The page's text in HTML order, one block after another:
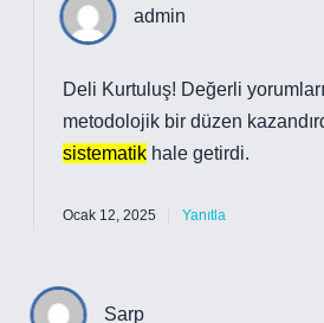
admin
Deli Kurtuluş! Değerli
metodolojik bir düzen
sistematik hale getirdi.
Ocak 12, 2025 Yanıtla
Sarp